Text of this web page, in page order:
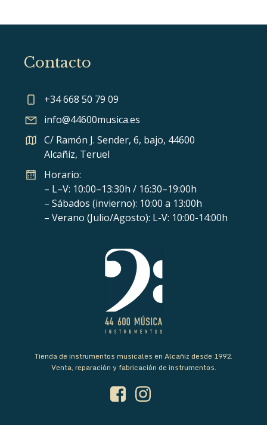
Contacto
+34 668 50 79 09
info@44600musica.es
C/ Ramón J. Sender, 6, bajo, 44600
Alcañiz, Teruel
Horario:
– L–V: 10:00–13:30h / 16:30–19:00h
– Sábados (invierno): 10:00 a 13:00h
– Verano (Julio/Agosto): L-V: 10:00-14:00h
Tienda de instrumentos musicales en Alcañiz desde 1992.
Venta, reparación y fabricación de instrumentos.